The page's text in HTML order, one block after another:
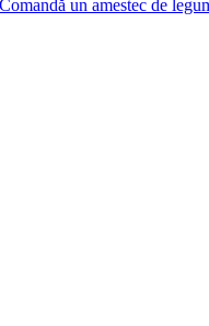
un amestec de